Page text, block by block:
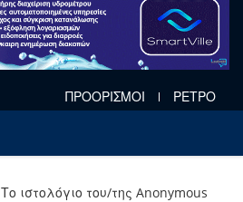
ΠΡΟΟΡΙΣΜΟΙ ΡΕΤΡΟ
Το ιστολόγιο του/της Anonymous